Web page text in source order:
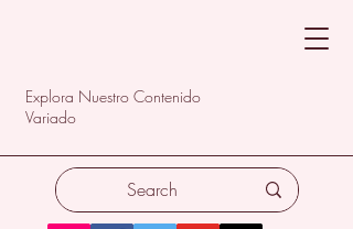
Explora Nuestro Contenido
Variado